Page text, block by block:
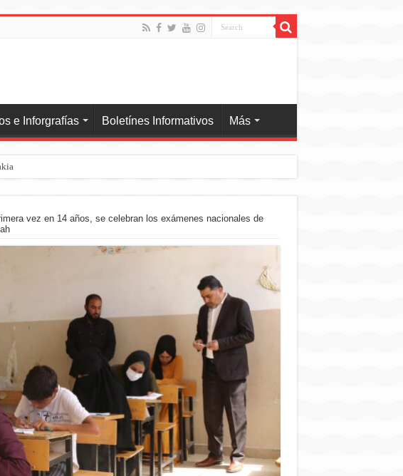
e Inforgrafías Boletínes Informativos Más
vez en 14 años, se celebran los exámenes nacionales de